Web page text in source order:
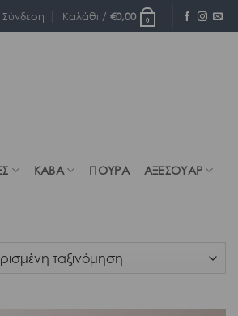
Σύνδεση Καλάθι /€0,00 0
ΚΑΒΑ ΠΟΥΡΑ ΑΞΕΣΟΥΑΡ